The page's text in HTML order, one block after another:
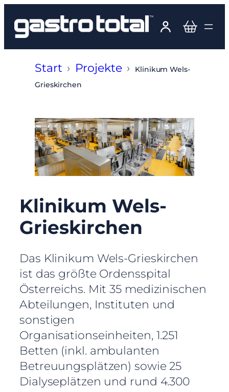
Inhalt
springen
Start › Projekte ›
Klinikum Wels-
Grieskirchen
Klinikum Wels-
Grieskirchen
Das Klinikum Wels-Grieskirchen
ist das größte Ordensspital
Österreichs. Mit 35 medizinischen
Abteilungen, Instituten und
sonstigen
Organisationseinheiten, 1.251
Betten (inkl. ambulanten
Betreuungsplätzen) sowie 25
Dialyseplätzen und rund 4.300